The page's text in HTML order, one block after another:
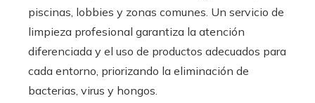
piscinas, lobbies y zonas comunes. Un servicio de
limpieza profesional garantiza la atención
diferenciada y el uso de productos adecuados para
cada entorno, priorizando la eliminación de
bacterias, virus y hongos.